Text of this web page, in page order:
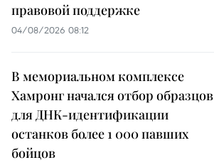
правовой поддержке
04/08/2026 08:12
В мемориальном комплексе
Хамронг начался отбор образцов
для ДНК-идентификации
останков более 1 000 павших
бойцов